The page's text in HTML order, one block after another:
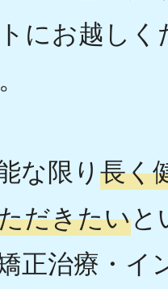
にお越し
な限り 長く
だきたいと
正治療・イ